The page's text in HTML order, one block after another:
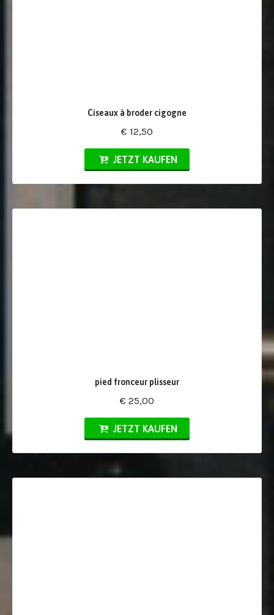
Ciseaux à broder cigogne
€ 12,50
JETZT KAUFEN
pied fronceur plisseur
€ 25,00
JETZT KAUFEN